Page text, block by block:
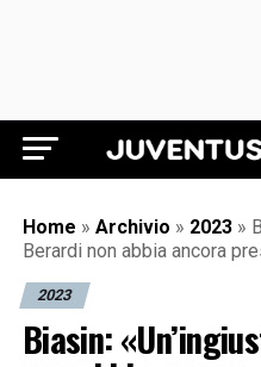
Home » Archivio » 2023 »
Berardi non abbia ancora
2023
Biasin: